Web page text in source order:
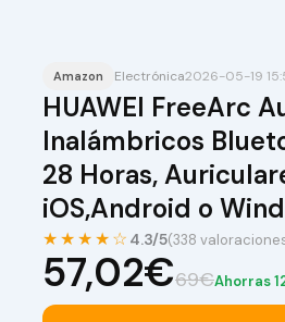
Amazon Electrónica2026-05-19
HUAWEI FreeArc
Inalámbricos
28 Horas,
iOS,Android o
★★★★☆ 4.3/5(338
57,02€69€Ahorras